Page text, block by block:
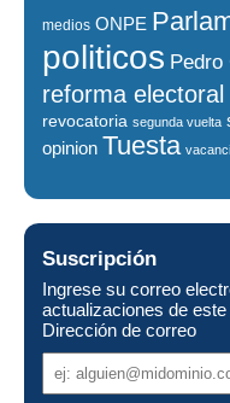
medios ONPE
politicos Pedro
reforma electoral
revocatoria segunda vuelta
opinion Tuesta
Suscripción
Ingrese su correo
actualizaciones de este
Dirección de correo
de